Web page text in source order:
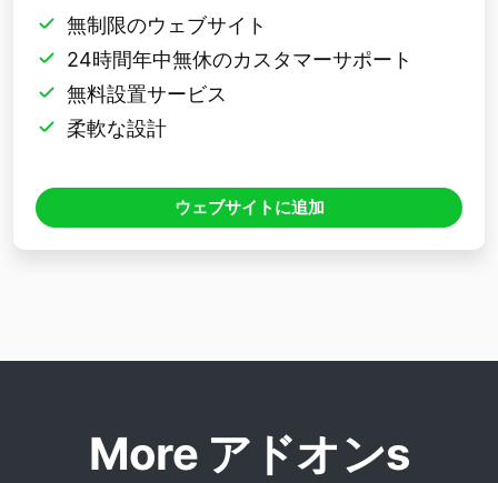
無制限のウェブサイト
24時間年中無休のカスタマーサポート
無料設置サービス
柔軟な設計
ウェブサイトに追加
More アドオンs